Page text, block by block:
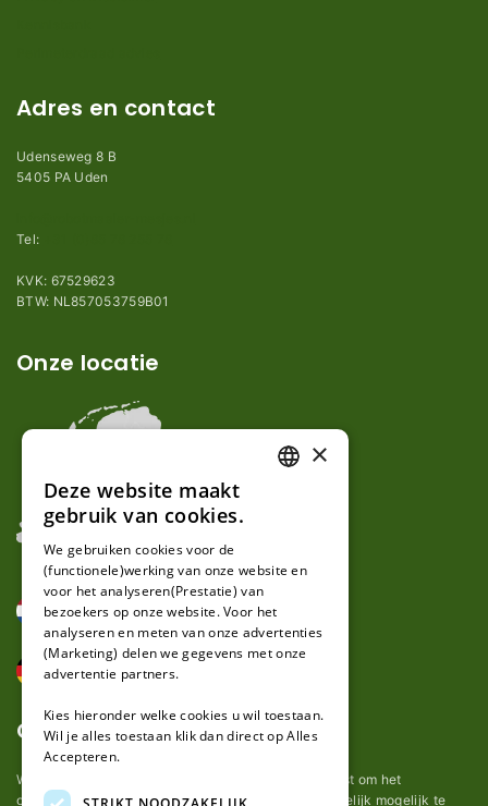
Adres en contact
Udenseweg 8 B
5405 PA Uden
Tel:
KVK: 67529623
BTW: NL857053759B01
Onze locatie
Over ons
Wij van robotmaaier-mesjes.nl doen ons uiterste best om het
onderhoud van robot grasmaaier mesjes zo gemakkelijk mogelijk te
GERMAN
×
Deze website maakt
gebruik van cookies.
We gebruiken cookies voor de
(functionele)werking van onze website en
voor het analyseren(Prestatie) van
bezoekers op onze website. Voor het
analyseren en meten van onze advertenties
(Marketing) delen we gegevens met onze
advertentie partners.
Kies hieronder welke cookies u wil toestaan.
Wil je alles toestaan klik dan direct op Alles
Accepteren.